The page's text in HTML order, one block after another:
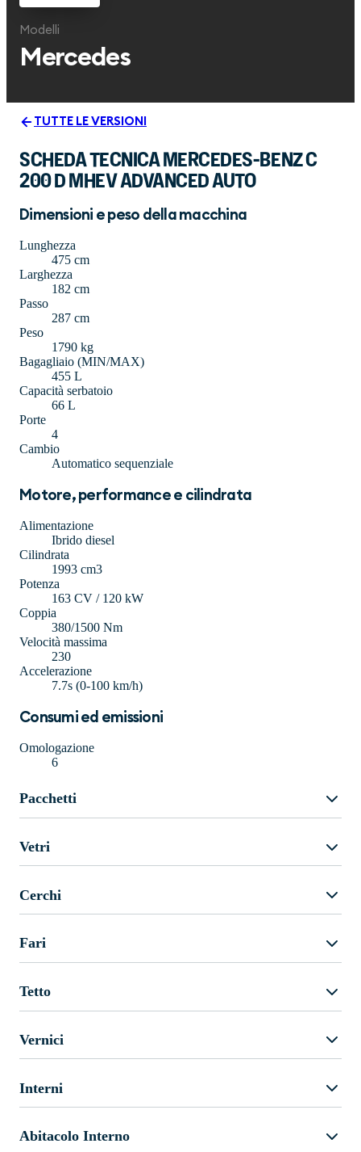
Modelli
Mercedes
TUTTE LE VERSIONI
SCHEDA TECNICA MERCEDES-BENZ C
200 D MHEV ADVANCED AUTO
Dimensioni e peso della macchina
Lunghezza
475 cm
Larghezza
182 cm
Passo
287 cm
Peso
1790 kg
Bagagliaio (MIN/MAX)
455 L
Capacità serbatoio
66 L
Porte
4
Cambio
Automatico sequenziale
Motore, performance e cilindrata
Alimentazione
Ibrido diesel
Cilindrata
1993 cm3
Potenza
163 CV / 120 kW
Coppia
380/1500 Nm
Velocità massima
230
Accelerazione
7.7s (0-100 km/h)
Consumi ed emissioni
Omologazione
6
Pacchetti
Vetri
Cerchi
Fari
Tetto
Vernici
Interni
Abitacolo Interno